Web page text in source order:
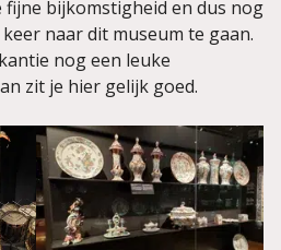
fijne bijkomstigheid en dus nog
naar dit museum te gaan.
nog een leuke
zit je hier gelijk goed.